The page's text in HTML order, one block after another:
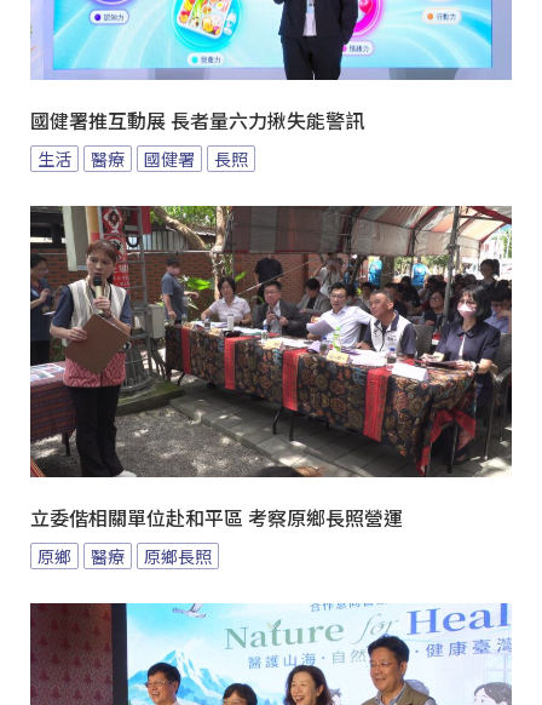
國健署推互動展 長者量六力揪失能警訊
生活 醫療 國健署 長照
立委偕相關單位赴和平區 考察原鄉長照營運
原鄉 醫療 原鄉長照